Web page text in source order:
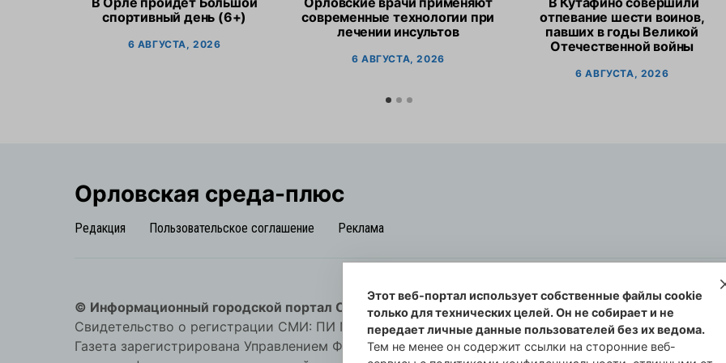
спортивный день (6+)
6 АВГУСТА, 2026
современные технологии при
лечении инсультов
6 АВГУСТА, 2026
отпевание шести воинов,
павших в годы Великой
Отечественной войны
6 АВГУСТА, 2026
Орловская cреда-плюс
Редакция Пользовательское соглашение Реклама
© Информационный городской портал Орловская cреда-плюс, 2021-2026
Свидетельство о регистрации СМИ: ПИ №57-00254 от 29 октября 2013 г.
Газета зарегистрирована Управлением Федеральной службы по надзору в сфере
Этот веб-портал использует собственные файлы cookie
только для технических целей. Он не собирает и не
передает личные данные пользователей без их ведома.
Тем не менее он содержит ссылки на сторонние веб-